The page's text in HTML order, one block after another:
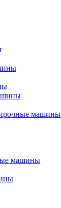
машины
машины